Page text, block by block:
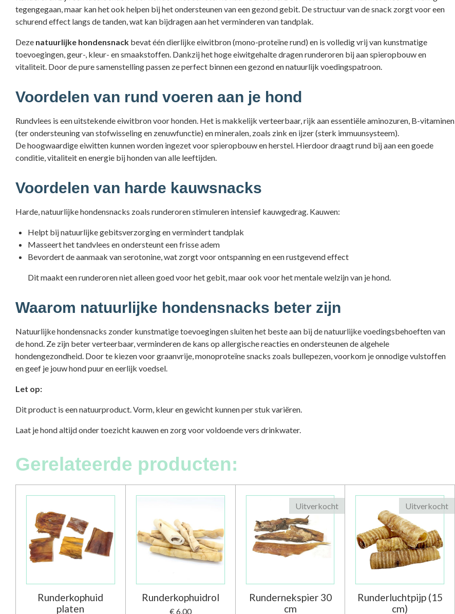
tegengegaan, maar kan het ook helpen bij het ondersteunen van een gezond gebit. De structuur van de snack zorgt voor een
schurend effect langs de tanden, wat kan bijdragen aan het verminderen van tandplak.
Deze natuurlijke hondensnack bevat één dierlijke eiwitbron (mono-proteïne rund) en is volledig vrij van kunstmatige
toevoegingen, geur-, kleur- en smaakstoffen. Dankzij het hoge eiwitgehalte dragen runderoren bij aan spieropbouw en
vitaliteit. Door de pure samenstelling passen ze perfect binnen een gezond en natuurlijk voedingspatroon.
Voordelen van rund voeren aan je hond
Rundvlees is een uitstekende eiwitbron voor honden. Het is makkelijk verteerbaar, rijk aan essentiële aminozuren, B-vitaminen
(ter ondersteuning van stofwisseling en zenuwfunctie) en mineralen, zoals zink en ijzer (sterk immuunsysteem).
Dehoogwaardige eiwitten kunnen worden ingezet voor spieropbouw en herstel. Hierdoor draagt rund bij aan een goede
conditie, vitaliteit en energie bij honden van alle leeftijden
Voordelen van harde kauwsnacks
Harde, natuurlijke hondensnacks zoals runderoren stimuleren intensief kauwgedrag. Kauwen:
Helpt bij natuurlijke gebitsverzorging en vermindert tandplak
Masseert het tandvlees en ondersteunt een frisse adem
Bevordert de aanmaak van serotonine, wat zorgt voor ontspanning en een rustgevend effect
Dit maakt een runderoren niet alleen goed voor het gebit, maar ook voor het mentale welzijn van je hond.
Waarom natuurlijke hondensnacks beter zijn
Natuurlijke hondensnacks zonder kunstmatige toevoegingen sluiten het beste aan bij de natuurlijke voedingsbehoeften van
de hond. Ze zijn beter verteerbaar, verminderen de kans op allergische reacties en ondersteunen de algehele
hondengezondheid. Door te kiezen voor graanvrije, monoproteïne snacks zoals bullepezen, voorkom je onnodige vulstoffen
en geef je jouw hond puur en eerlijk voedsel.
Let op:
Dit product is een natuurproduct. Vorm, kleur en gewicht kunnen per stuk variëren.
Laat je hond altijd onder toezicht kauwen en zorg voor voldoende vers drinkwater.
Gerelateerde producten:
Runderkophuid
platen
Runderkophuidrol
€ 6,00
Uitverkocht
Rundernekspier 30
cm
Uitverkocht
Runderluchtpijp (15
cm)